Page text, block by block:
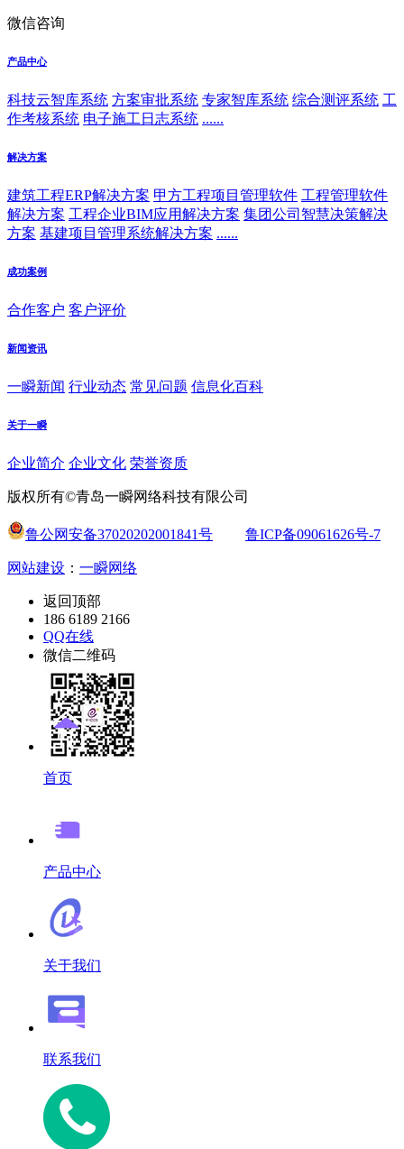
微信咨询
产品中心
科技云智库系统 方案审批系统 专家智库系统 综合测评系统 工
作考核系统 电子施工日志系统 ......
解决方案
建筑工程ERP解决方案 甲方工程项目管理软件 工程管理软件
解决方案 工程企业BIM应用解决方案 集团公司智慧决策解决
方案 基建项目管理系统解决方案 ......
成功案例
合作客户 客户评价
新闻资讯
一瞬新闻 行业动态 常见问题 信息化百科
关于一瞬
企业简介 企业文化 荣誉资质
版权所有©青岛一瞬网络科技有限公司
鲁公网安备37020202001841号 鲁ICP备09061626号-7
网站建设 ： 一瞬网络
返回顶部
186 6189 2166
QQ在线
微信二维码
首页
产品中心
关于我们
联系我们